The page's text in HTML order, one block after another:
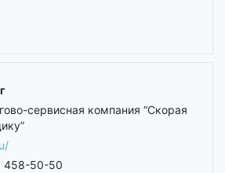
сервисная компания “Скорая
458-50-50